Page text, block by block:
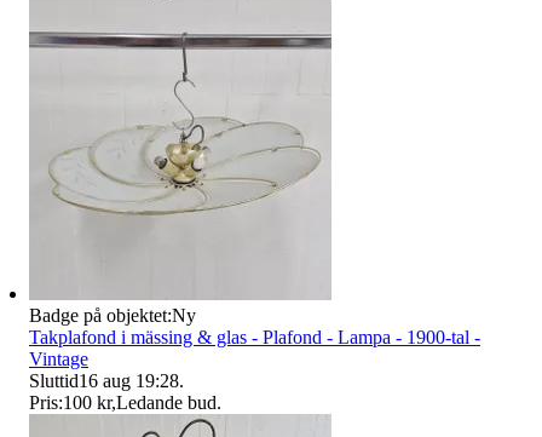
Badge på objektet:Ny
Takplafond i mässing & glas - Plafond - Lampa - 1900-tal -
Vintage
Sluttid16 aug 19:28.
Pris:100 kr,Ledande bud.